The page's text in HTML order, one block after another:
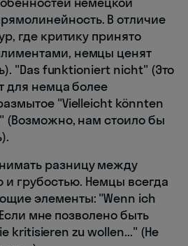
В отличие
где критику принято
немцы ценят
"Das funktioniert nicht" (Это
для немца более
"Vielleicht könnten
(Возможно, нам стоило бы
разницу между
грубостью. Немцы всегда
элементы: "Wenn ich
мне позволено быть
kritisieren zu wollen..." (Не